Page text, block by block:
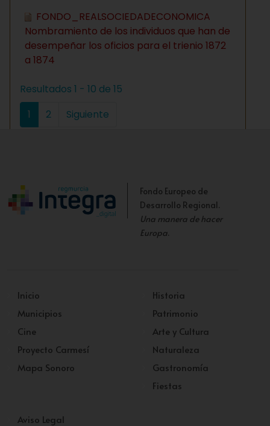
FONDO_REALSOCIEDADECONOMICA
Nombramiento de los individuos que han de
desempeñar los oficios para el trienio 1872
a 1874
Resultados 1 - 10 de 15
1
2 Siguiente
Fondo Europeo de
Desarrollo Regional.
Una manera de hacer
Europa.
Inicio
Municipios
Cine
Proyecto Carmesí
Mapa Sonoro
Historia
Patrimonio
Arte y Cultura
Naturaleza
Gastronomía
Fiestas
Aviso Legal